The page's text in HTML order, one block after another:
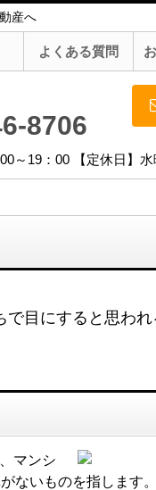
産へ
よくある質問
8706
～19：00 【定休日】水
で目にすると思われ
マンシ
ないものを指します。